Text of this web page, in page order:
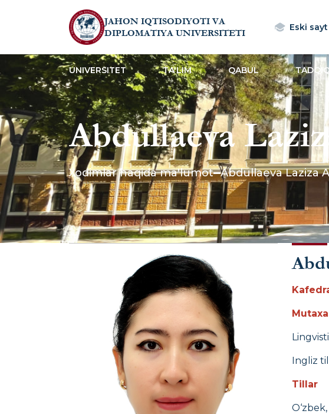
JAHON IQTISODIYOTI VA
DIPLOMATIYA UNIVERSITETI
Eski sayt
UNIVERSITET TA'LIM QABUL
Abdullaeva
Xodimlar haqida ma'lumot Abdullaeva Laziza
Ingliz
Tillar